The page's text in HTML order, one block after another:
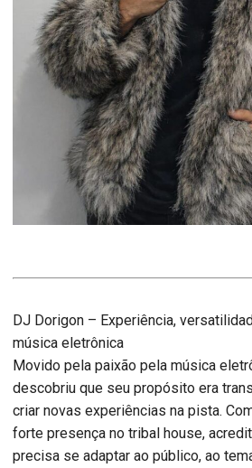
DJ Dorigon – Experiência,
música eletrônica
Movido pela paixão pela música
descobriu que seu propósito era
criar novas experiências na pista.
forte presença no tribal house,
precisa se adaptar ao público, ao